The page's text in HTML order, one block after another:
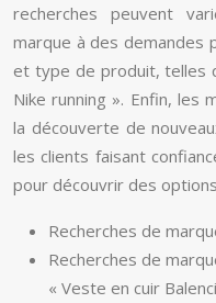
recherches peuvent
marque à des demandes
et type de produit, telles
Nike running ». Enfin, les
la découverte de
les clients faisant
pour découvrir des
Recherches de
Recherches de
« Veste en cuir